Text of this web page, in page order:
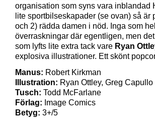
organisation som syns vara inblandad
lite sportbilseskapader (se ovan) så
och 2) rädda damen i nöd. Inga som
överraskningar där egentligen, men
som lyfts lite extra tack vare Ryan
explosiva illustrationer. Ett skönt
Manus: Robert Kirkman
Illustration: Ryan Ottley, Greg Capullo
Tusch: Todd McFarlane
Förlag: Image Comics
Betyg: 3+/5